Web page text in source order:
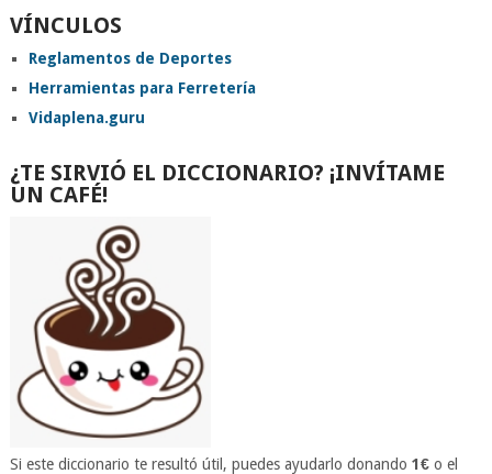
VÍNCULOS
Reglamentos de Deportes
Herramientas para Ferretería
Vidaplena.guru
¿TE SIRVIÓ EL DICCIONARIO? ¡INVÍTAME
UN CAFÉ!
Si este diccionario te resultó útil, puedes ayudarlo donando 1€o el